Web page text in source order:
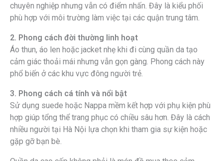
chuyên nghiệp nhưng vẫn có điểm nhấn. Đây là kiểu phối
phù hợp với môi trường làm việc tại các quận trung tâm.
2. Phong cách đời thường linh hoạt
Áo thun, áo len hoặc jacket nhẹ khi đi cùng quần da tạo
cảm giác thoải mái nhưng vẫn gọn gàng. Phong cách này
phổ biến ở các khu vực đông người trẻ.
3. Phong cách cá tính và nổi bật
Sử dụng suede hoặc Nappa mềm kết hợp với phụ kiện phù
hợp giúp tổng thể trang phục có chiều sâu hơn. Đây là cách
nhiều người tại Hà Nội lựa chọn khi tham gia sự kiện hoặc
gặp gỡ bạn bè.